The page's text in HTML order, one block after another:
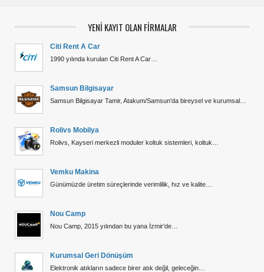
YENİ KAYIT OLAN FİRMALAR
Citi Rent A Car
1990 yılında kurulan Citi Rent A Car…
Samsun Bilgisayar
Samsun Bilgisayar Tamir, Atakum/Samsun'da bireysel ve kurumsal…
Rolivs Mobilya
Rolivs, Kayseri merkezli moduler koltuk sistemleri, koltuk…
Vemku Makina
Günümüzde üretim süreçlerinde verimlilik, hız ve kalite…
Nou Camp
Nou Camp, 2015 yılından bu yana İzmir'de…
Kurumsal Geri Dönüşüm
Elektronik atıkların sadece birer atık değil, geleceğin…